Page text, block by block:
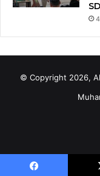
© Copyright 2026,